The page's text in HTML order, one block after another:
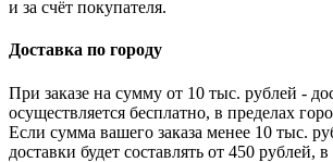
и за счёт покупателя.
Доставка по городу
При заказе на сумму от 10 тыс. рублей -
осуществляется бесплатно, в пределах
Если сумма вашего заказа менее 10 тыс.
доставки будет составлять от 450 рублей,